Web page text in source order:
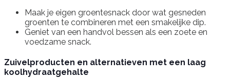
Maak je eigen groentesnack door wat gesneden
groenten te combineren met een smakelijke dip.
Geniet van een handvol bessen als een zoete en
voedzame snack.
Zuivelproducten en alternatieven met een laag
koolhydraatgehalte